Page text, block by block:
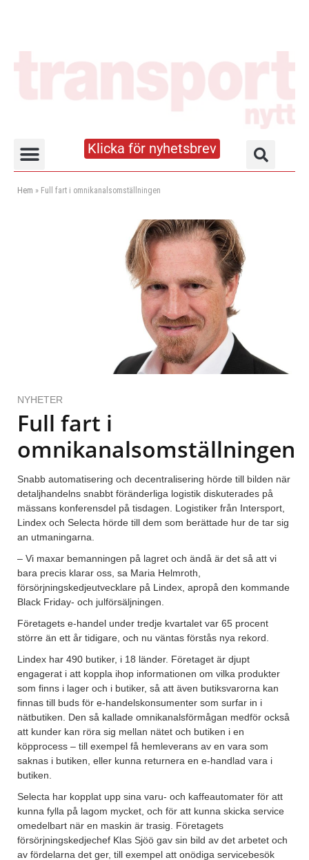
Klicka för nyhetsbrev
Hem » Full fart i omnikanalsomställningen
NYHETER
Full fart i
omnikanalsomställningen
Snabb automatisering och decentralisering hörde till bilden när
detaljhandelns snabbt föränderliga logistik diskuterades på
mässans konferensdel på tisdagen. Logistiker från Intersport,
Lindex och Selecta hörde till dem som berättade hur de tar sig
an utmaningarna.
– Vi maxar bemanningen på lagret och ändå är det så att vi
bara precis klarar oss, sa Maria Helmroth,
försörjningskedjeutvecklare på Lindex, apropå den kommande
Black Friday- och julförsäljningen.
Företagets e-handel under tredje kvartalet var 65 procent
större än ett år tidigare, och nu väntas förstås nya rekord.
Lindex har 490 butiker, i 18 länder. Företaget är djupt
engagerat i att koppla ihop informationen om vilka produkter
som finns i lager och i butiker, så att även butiksvarorna kan
finnas till buds för e-handelskonsumenter som surfar in i
nätbutiken. Den så kallade omnikanalsförmågan medför också
att kunder kan röra sig mellan nätet och butiken i en
köpprocess – till exempel få hemleverans av en vara som
saknas i butiken, eller kunna returnera en e-handlad vara i
butiken.
Selecta har kopplat upp sina varu- och kaffeautomater för att
kunna fylla på lagom mycket, och för att kunna skicka service
omedelbart när en maskin är trasig. Företagets
försörjningskedjechef Klas Sjöö gav sin bild av det arbetet och
av fördelarna det ger, till exempel att onödiga servicebesök